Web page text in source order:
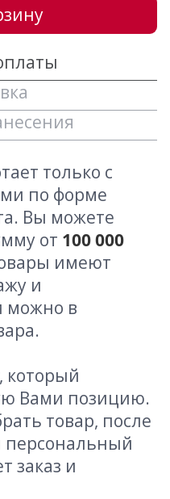
только с
по форме
Вы можете
от 100 000
имеют
и
можно в
который
Вами позицию.
товар, после
персональный
заказ и